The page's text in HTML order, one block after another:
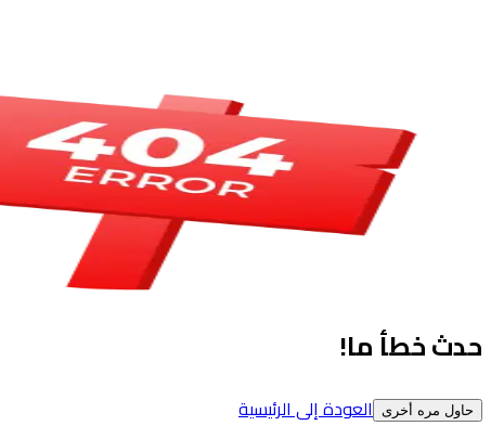
حدث خطأ ما!
حاول مره أخرى العودة إلى الرئيسية